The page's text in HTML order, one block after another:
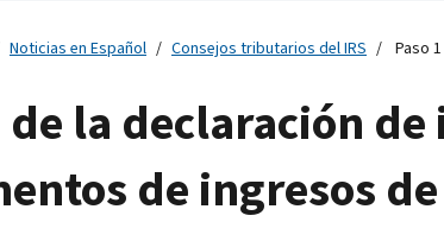
Noticias en Español Consejos tributarios del IRS Paso
de la declaración
de ingresos